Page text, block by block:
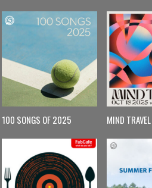
100 SONGS OF 2025 MIND TRAVEL